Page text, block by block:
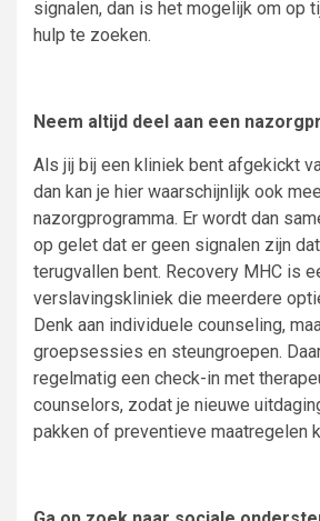
signalen, dan is het mogelijk om op
hulp te zoeken.
Neem altijd deel aan een
Als jij bij een kliniek bent afgekickt
dan kan je hier waarschijnlijk ook
nazorgprogramma. Er wordt dan
op gelet dat er geen signalen zijn
terugvallen bent. Recovery MHC is
verslavingskliniek die meerdere
Denk aan individuele counseling,
groepsessies en steungroepen.
regelmatig een check-in met
counselors, zodat je nieuwe
pakken of preventieve maatregelen